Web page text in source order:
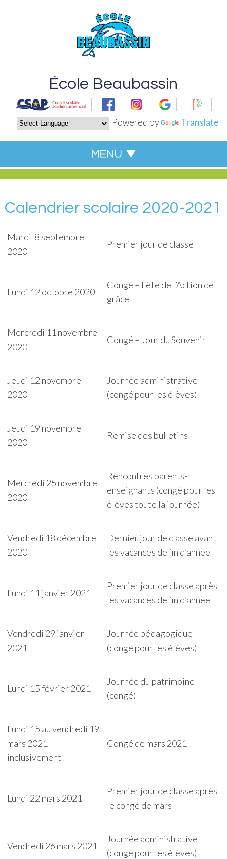
Powered by Translate
École Beaubassin
Calendrier scolaire 2020-2021
Mardi 8 septembre
2020
Premier jour de classe
Lundi 12 octobre 2020
Congé – Fête de l’Action de
grâce
Mercredi 11 novembre
2020
Congé – Jour du Souvenir
Jeudi 12 novembre
2020
Journée administrative
(congé pour les élèves)
Jeudi 19 novembre
2020
Remise des bulletins
Mercredi 25 novembre
2020
Rencontres parents-
enseignants (congé pour les
élèves toute la journée)
Vendredi 18 décembre
2020
Dernier jour de classe avant
les vacances de fin d’année
Lundi 11 janvier 2021
Premier jour de classe après
les vacances de fin d’année
Vendredi 29 janvier
2021
Journée pédagogique
(congé pour les élèves)
Lundi 15 février 2021
Journée du patrimoine
(congé)
Lundi 15 au vendredi 19
mars 2021
inclusivement
Congé de mars 2021
Lundi 22 mars 2021
Premier jour de classe après
le congé de mars
Vendredi 26 mars 2021
Journée administrative
(congé pour les élèves)